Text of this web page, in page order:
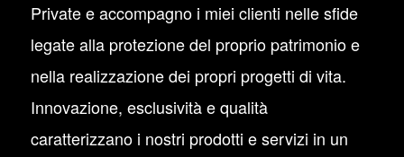
Private e accompagno i miei clienti nelle sfide
legate alla protezione del proprio patrimonio e
nella realizzazione dei propri progetti di vita.
Innovazione, esclusività e qualità
caratterizzano i nostri prodotti e servizi in un